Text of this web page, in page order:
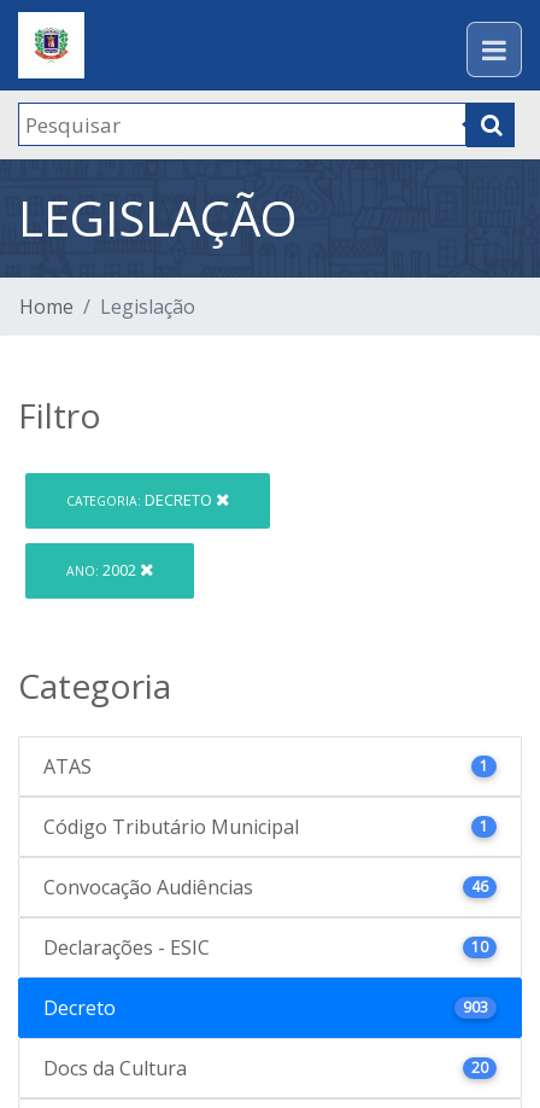
LEGISLAÇÃO
Home Legislação
Filtro
CATEGORIA: DECRETO
ANO: 2002
Categoria
ATAS 1
Código Tributário Municipal 1
Convocação Audiências 46
Declarações - ESIC 10
Decreto 903
Docs da Cultura 20